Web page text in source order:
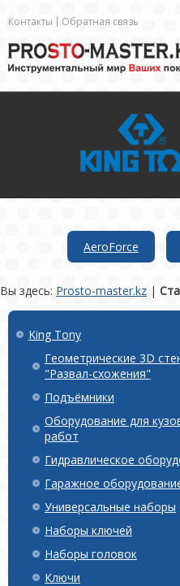
Контакты Обратная связь
AeroForce
Вы здесь: Prosto-master.kz |
King Tony
Геометрические 3D
"Развал-схожения"
Подъёмники
Оборудование для
работ
Гидравлическое
Гаражное
Универсальные наборы
Наборы ключей
Наборы головок
Ключи